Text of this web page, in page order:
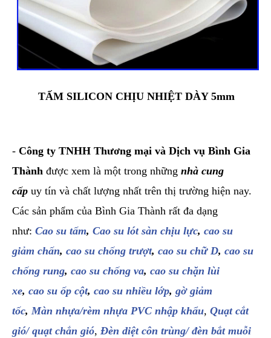
TẤM SILICON CHỊU NHIỆT DÀY 5mm
- Công ty TNHH Thương mại và Dịch vụ Bình Gia
Thành được xem là một trong những nhà cung
cấp uy tín và chất lượng nhất trên thị trường hiện nay.
Các sản phẩm của Bình Gia Thành rất đa dạng
như: Cao su tấm, Cao su lót sàn chịu lực, cao su
giảm chấn, cao su chống trượt, cao su chữ D, cao su
chống rung, cao su chống va, cao su chặn lùi
xe, cao su ốp cột, cao su nhiều lớp, gờ giảm
tốc, Màn nhựa/rèm nhựa PVC nhập khẩu, Quạt cắt
gió/ quạt chắn gió, Đèn diệt côn trùng/ đèn bắt muỗi